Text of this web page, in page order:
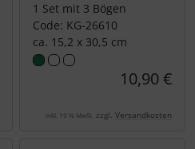
1 Set mit 3 Bögen
Code: KG-26610
ca. 15,2 x 30,5 cm
10,90 €
inkl. 19 % MwSt. zzgl. Versandkosten